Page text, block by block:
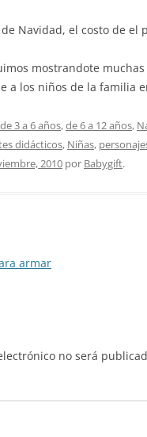
Navidad, el costo de el
mostrandote
a los niños de la familia
de 3 a 6 años,de 6 a 12 años,
didácticos, Niñas,
2010 por Babygift.
armar
no será